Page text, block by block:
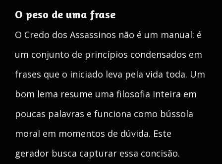
O peso de uma frase
O Credo dos Assassinos não é um manual: é
um conjunto de princípios condensados em
frases que o iniciado leva pela vida toda. Um
bom lema resume uma filosofia inteira em
poucas palavras e funciona como bússola
moral em momentos de dúvida. Este
gerador busca capturar essa concisão.